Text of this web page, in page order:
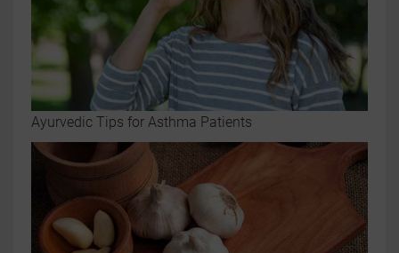
Ayurvedic Tips for Asthma Patients